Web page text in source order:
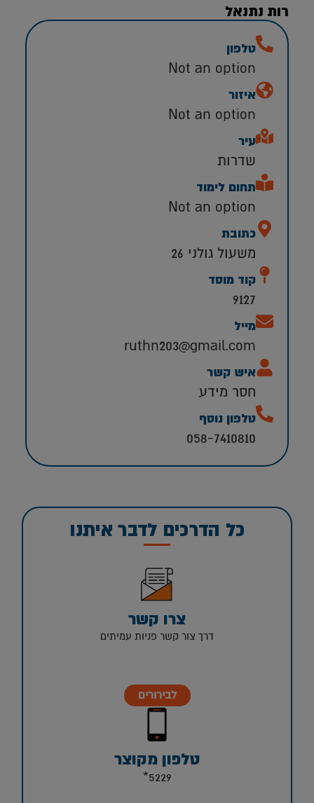
רות נתנאל
טלפון
Not an option
איזור
Not an option
עיר
שדרות
תחום לימוד
Not an option
כתובת
משעול גולני 26
קוד מוסד
9127
מייל
ruthn203@gmail.com
איש קשר
חסר מידע
טלפון נוסף
058-7410810
כל הדרכים לדבר איתנו
צרו קשר
דרך צור קשר פניות עמיתים
לבירורים
טלפון מקוצר
5229*